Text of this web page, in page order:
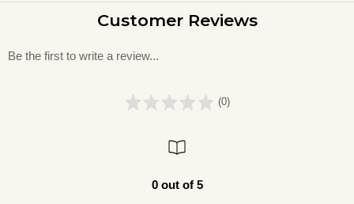
Customer Reviews
Be the first to write a review...
(0)
0 out of 5